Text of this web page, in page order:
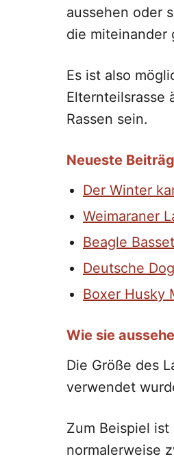
aussehen oder
die miteinander
Es ist also
Elternteilsrasse
Rassen sein.
Neueste
Der Winter
Weimaraner
Beagle
Deutsche
Boxer Husky
Wie sie
Die Größe des
verwendet
Zum Beispiel
normalerweise